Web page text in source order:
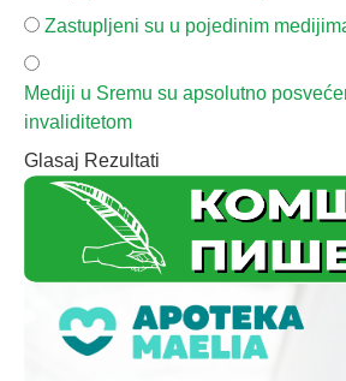
Zastupljeni su u pojedinim
Mediji u Sremu su apsolutno
invaliditetom
Glasaj Rezultati